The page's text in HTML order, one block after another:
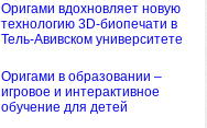
Оригами вдохновляет новую
технологию 3D-биопечати в
Тель-Авивском университете
Оригами в образовании –
игровое и интерактивное
обучение для детей